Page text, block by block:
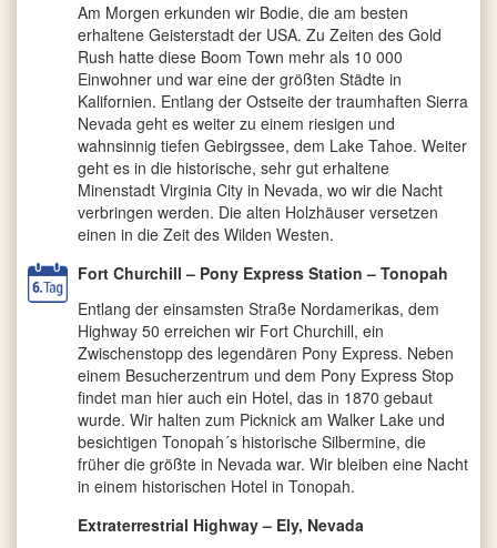
Am Morgen erkunden wir Bodie, die am besten
erhaltene Geisterstadt der USA. Zu Zeiten des Gold
Rush hatte diese Boom Town mehr als 10 000
Einwohner und war eine der größten Städte in
Kalifornien. Entlang der Ostseite der traumhaften Sierra
Nevada geht es weiter zu einem riesigen und
wahnsinnig tiefen Gebirgssee, dem Lake Tahoe. Weiter
geht es in die historische, sehr gut erhaltene
Minenstadt Virginia City in Nevada, wo wir die Nacht
verbringen werden. Die alten Holzhäuser versetzen
einen in die Zeit des Wilden Westen.
Fort Churchill – Pony Express Station – Tonopah
Entlang der einsamsten Straße Nordamerikas, dem
Highway 50 erreichen wir Fort Churchill, ein
Zwischenstopp des legendären Pony Express. Neben
einem Besucherzentrum und dem Pony Express Stop
findet man hier auch ein Hotel, das in 1870 gebaut
wurde. Wir halten zum Picknick am Walker Lake und
besichtigen Tonopah´s historische Silbermine, die
früher die größte in Nevada war. Wir bleiben eine Nacht
in einem historischen Hotel in Tonopah.
Extraterrestrial Highway – Ely, Nevada